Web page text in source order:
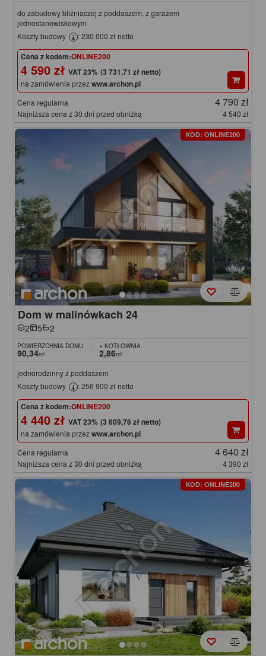
do zabudowy bliźniaczej z poddaszem, z garażem
jednostanowiskowym
Koszty budowy
: 230 000 zł netto
Cena z kodem:ONLINE200
4 590 zł (3 731,71 zł netto)
na zamówienia przezwww.archon.pl
Cena regularna 4 790 zł
Najniższa cena z 30 dni przed obniżką 4 540 zł
KOD: ONLINE200
Dom w malinówkach 24
2 5 2
POWIERZCHNIA DOMU
90,34m²
+ KOTŁOWNIA
2,86m²
jednorodzinny z poddaszem
Koszty budowy
: 256 900 zł netto
Cena z kodem:ONLINE200
4 440 zł (3 609,76 zł netto)
na zamówienia przezwww.archon.pl
Cena regularna 4 640 zł
Najniższa cena z 30 dni przed obniżką 4 390 zł
KOD: ONLINE200